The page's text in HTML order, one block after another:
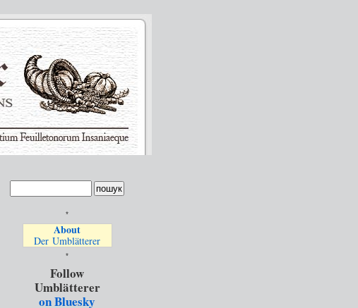
*
About
Der Umblätterer
*
Follow
Umblätterer
on Bluesky